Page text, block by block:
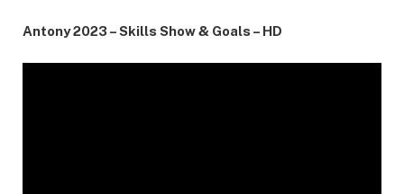
Antony 2023 – Skills Show & Goals – HD